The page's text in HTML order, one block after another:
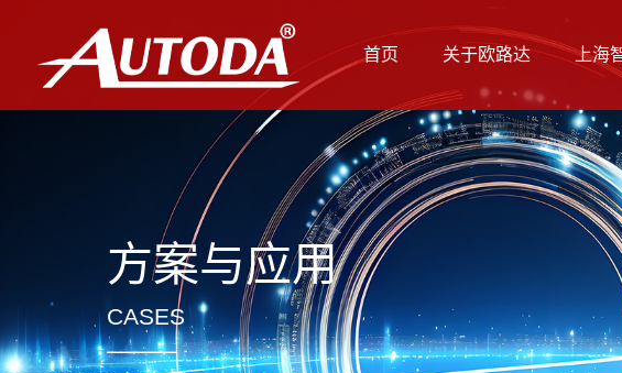
首页 关于欧路达 上海
方案与应用
CASES